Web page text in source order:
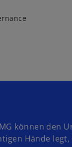
können den
Hände